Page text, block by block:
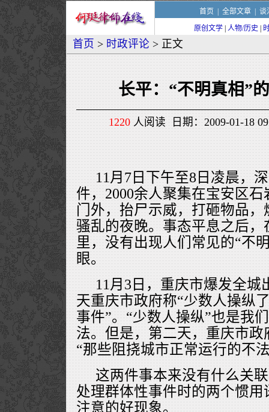
首页 全部文章| 谈
原创文学 人物/历史
首页 > 时政评论 > 正文
长平：“不明真相”
1220人阅读 日期：2009-01-18
11月7日下午至8日凌晨，
件，2000余人聚集在宝安区
门外，抬尸示威，打砸物品
骚乱的夜晚。事态平息之后
里，没有出现人们常见的“不
眼。
11月3日，重庆市爆发全城
天重庆市政府称“少数人操纵
事件”。“少数人操纵”也是我
法。但是，第二天，重庆市
“那些阻挠城市正常运行的不
这两件事本来没有什么关
处理群体性事件时的两个惯
注意的好现象。